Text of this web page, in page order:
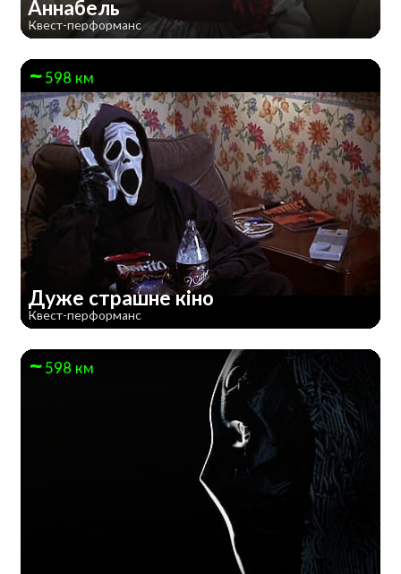
Аннабель
Квест-перформанс
598 км
Дуже страшне кiно
Квест-перформанс
598 км